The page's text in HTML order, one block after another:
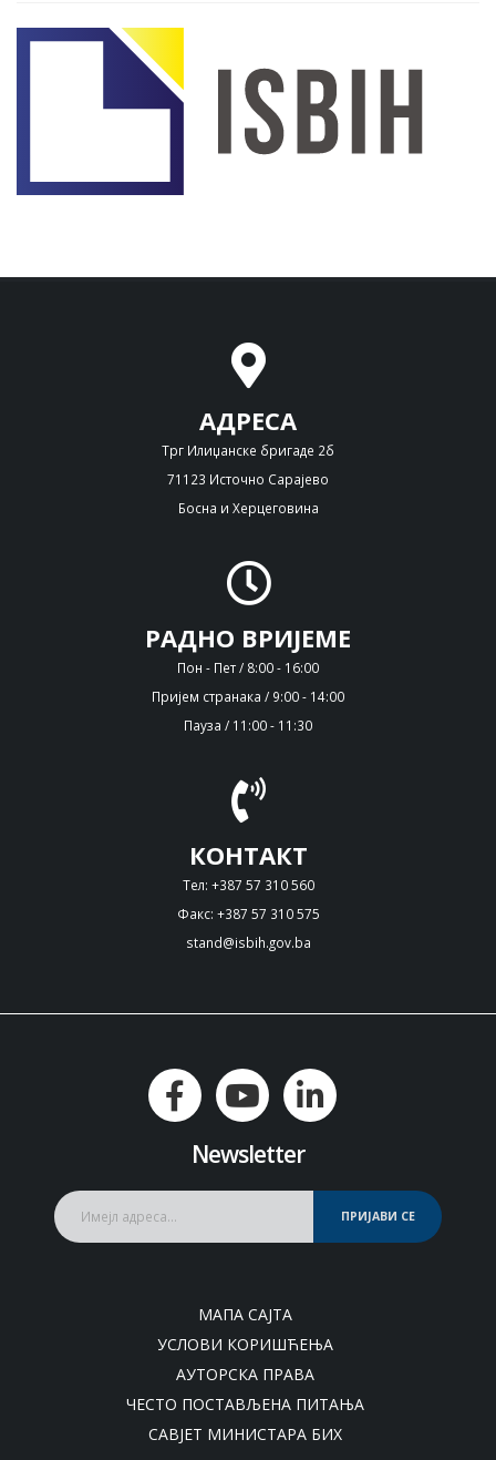
АДРЕСА
Трг Илиџанске бригаде 2б
71123 Источно Сарајево
Босна и Херцеговина
РАДНО ВРИЈЕМЕ
Пон - Пет / 8:00 - 16:00
Пријем странака / 9:00 - 14:00
Пауза / 11:00 - 11:30
КОНТАКТ
Тел: +387 57 310 560
Факс: +387 57 310 575
stand@isbih.gov.ba
Newsletter
ПРИЈАВИ СЕ
МАПА САЈТА
УСЛОВИ КОРИШЋЕЊА
АУТОРСКА ПРАВА
ЧЕСТО ПОСТАВЉЕНА ПИТАЊА
САВЈЕТ МИНИСТАРА БИХ